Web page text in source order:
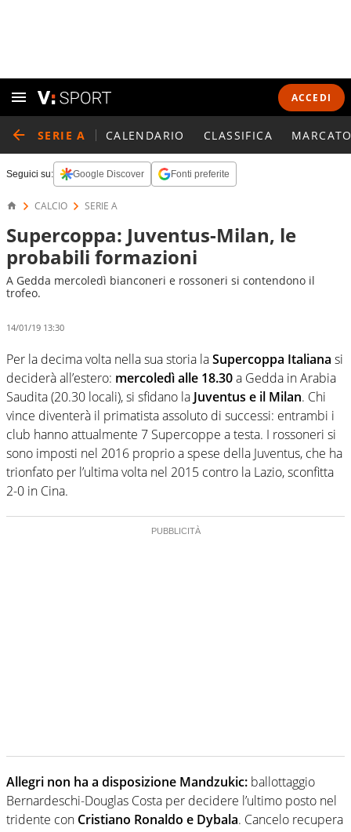
ACCEDI
SERIE A CALENDARIO CLASSIFICA
Seguici su: Google Discover Fonti preferite
CALCIO SERIE A
Supercoppa: Juventus-Milan, le
probabili formazioni
A Gedda mercoledì bianconeri e rossoneri si contendono il
trofeo.
14/01/19 13:30
Per la decima volta nella sua storia laSupercoppa Italiana si
deciderà all’estero: mercoledì alle 18.30a Gedda in Arabia
Saudita (20.30 locali), si sfidano la Juventus e il Milan. Chi
vince diventerà il primatista assoluto di successi: entrambi i
club hanno attualmente 7 Supercoppe a testa. I rossoneri si
sono imposti nel 2016 proprio a spese della Juventus, che ha
trionfato per l’ultima volta nel 2015 contro la Lazio, sconfitta
2-0 in Cina.
Allegri non ha a disposizione Mandzukic: ballottaggio
Bernardeschi-Douglas Costa per decidere l’ultimo posto nel
tridente con Cristiano Ronaldo e Dybala. Cancelo recupera